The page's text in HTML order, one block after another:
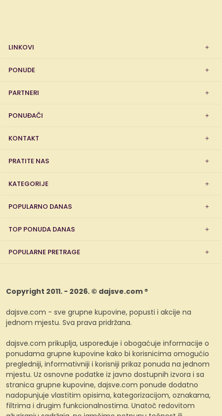
LINKOVI
PONUDE
PARTNERI
PONUĐAČI
KONTAKT
PRATITE NAS
KATEGORIJE
POPULARNO DANAS
TOP PONUDA DANAS
POPULARNE PRETRAGE
Copyright 2011. - 2026. © dajsve.com ®
dajsve.com - sve grupne kupovine, popusti i akcije na
jednom mjestu. Sva prava pridržana.
dajsve.com prikuplja, uspoređuje i obogaćuje informacije o
ponudama grupne kupovine kako bi korisnicima omogućio
pregledniji, informativniji i korisniji prikaz ponuda na jednom
mjestu. Uz osnovne podatke iz javno dostupnih izvora i sa
stranica grupne kupovine, dajsve.com ponude dodatno
nadopunjuje vlastitim opisima, kategorizacijom, oznakama,
filtrima i drugim funkcionalnostima. Unatoč redovitom